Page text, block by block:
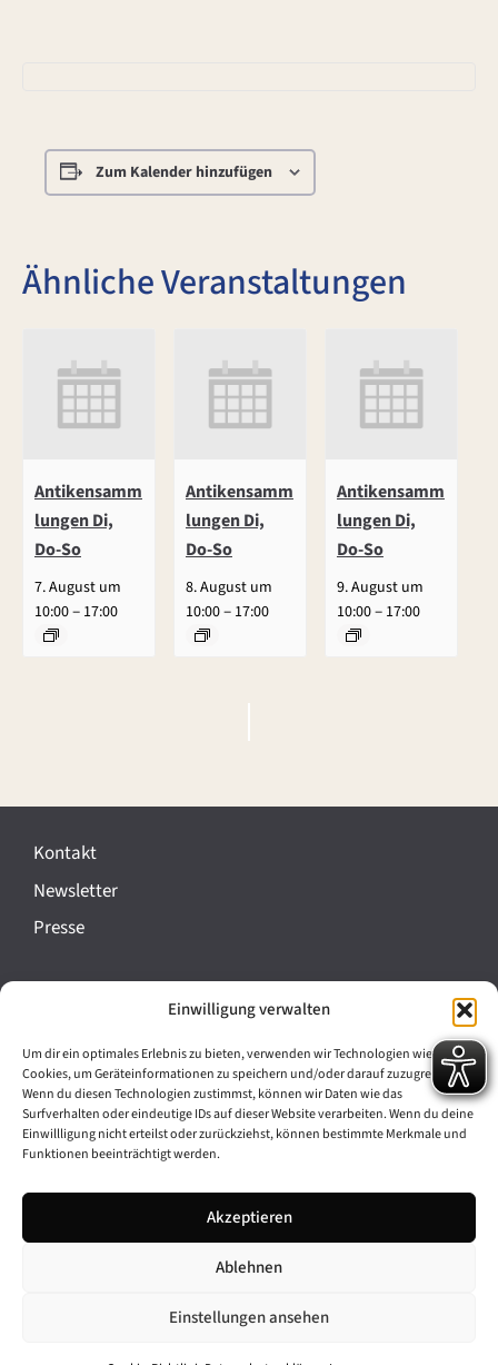
Einwilligung verwalten
Um dir ein optimales Erlebnis zu bieten, verwenden wir Technologien wie
Cookies, um Geräteinformationen zu speichern und/oder darauf zuzugreifen.
Wenn du diesen Technologien zustimmst, können wir Daten wie das
Surfverhalten oder eindeutige IDs auf dieser Website verarbeiten. Wenn du deine
Einwillligung nicht erteilst oder zurückziehst, können bestimmte Merkmale und
Funktionen beeinträchtigt werden.
Akzeptieren
Ablehnen
Einstellungen ansehen
Zum Kalender hinzufügen
Ähnliche Veranstaltungen
Antikensamm
lungen Di,
Do-So
7. August um
10:00– 17:00
Antikensamm
lungen Di,
Do-So
8. August um
10:00– 17:00
Antikensamm
lungen Di,
Do-So
9. August um
10:00– 17:00
e
a
n
t
l
t
u
g
-
Kontakt
Newsletter
Presse
Cookie-Richtlinie (EU)
Barrierefreiheit